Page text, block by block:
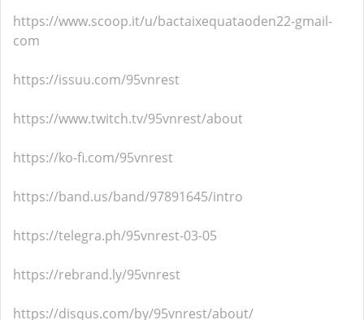
https://www.scoop.it/u/bactaixequataoden22-gmail-
com
https://issuu.com/95vnrest
https://www.twitch.tv/95vnrest/about
https://ko-fi.com/95vnrest
https://band.us/band/97891645/intro
https://telegra.ph/95vnrest-03-05
https://rebrand.ly/95vnrest
https://disqus.com/by/95vnrest/about/